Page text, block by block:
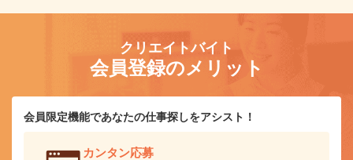
クリエイトバイト
会員登録のメリット
会員限定機能であなたの仕事探しをアシスト！
カンタン応募